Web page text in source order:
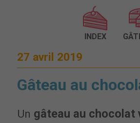
INDEX
27 avril 2019
Gâteau au
Un gâteau au chocolat